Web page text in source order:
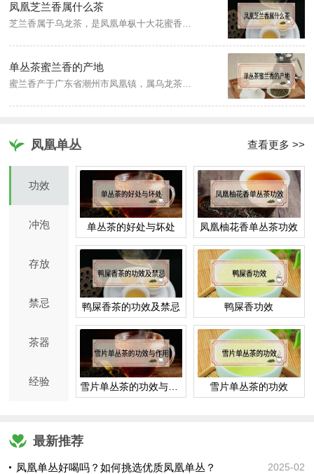
凤凰芝兰香属什么茶
芝兰香属于乌龙茶，是凤凰单枞十大花蜜香型之一，生长于潮州凤凰山区，相传南宋时期就已经有种植，故又名宋种芝兰香，其特点是入口时有醇厚的芝兰花香，回甘力强，且汤色橙黄明亮，传统工艺制作，足火碳培，极耐冲泡。
单丛茶蜜兰香的产地
蜜兰香产于广东省潮州市凤凰镇，属乌龙茶系列，是凤凰水仙群体中的杰出单株，为凤凰单枞十大花蜜香型珍贵名枞之一，具有形美、色翠、香郁、味甘的特点。
凤凰单丛 查看更多 >>
功效
冲泡
存放
禁忌
茶器
经验
单丛茶的好处与坏处 凤凰柚花香单丛茶功效
鸭屎香茶的功效及禁忌 鸭屎香功效
雪片单丛茶的功效与作用 雪片单丛茶的功效
最新推荐
凤凰单丛好喝吗？如何挑选优质凤凰单丛？ 2025-02